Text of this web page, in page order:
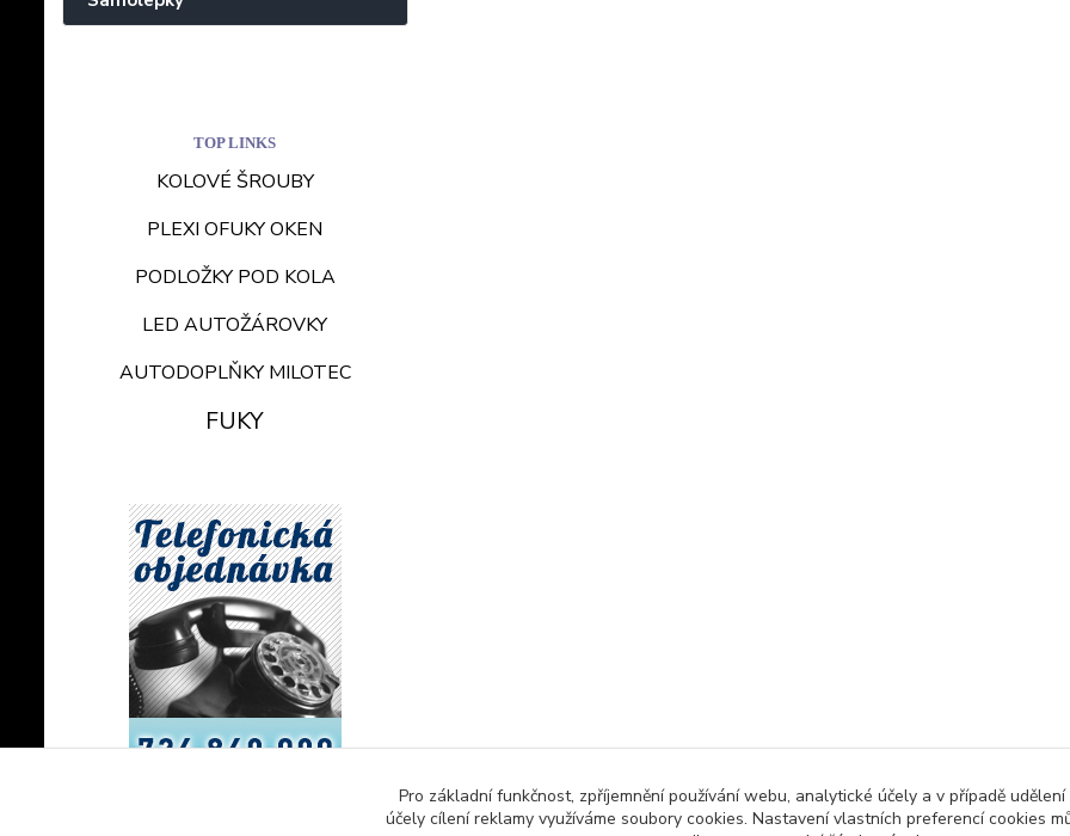
TOP LINKS
KOLOVÉ ŠROUBY
PLEXI OFUKY OKEN
PODLOŽKY POD KOLA
LED AUTOŽÁROVKY
AUTODOPLŇKY MILOTEC
FUKY
Pro základní funkčnost, zpříjemnění používání webu, analytické účely a v případě
účely cílení reklamy využíváme soubory cookies. Nastavení vlastních preferencí cookies